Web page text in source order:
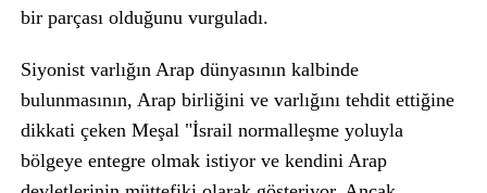
bir parçası olduğunu vurguladı.
Siyonist varlığın Arap dünyasının kalbinde
bulunmasının, Arap birliğini ve varlığını tehdit ettiğine
dikkati çeken Meşal "İsrail normalleşme yoluyla
bölgeye entegre olmak istiyor ve kendini Arap